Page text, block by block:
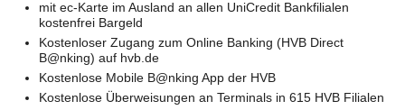
mit ec-Karte im Ausland an allen UniCredit Bankfilialen
kostenfrei Bargeld
Kostenloser Zugang zum Online Banking (HVB Direct
B@nking) auf hvb.de
Kostenlose Mobile B@nking App der HVB
Kostenlose Überweisungen an Terminals in 615 HVB Filialen